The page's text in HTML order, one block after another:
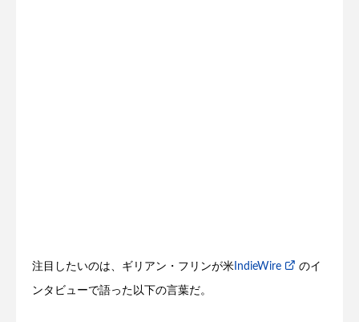
注目したいのは、ギリアン・フリンが米 IndieWire のイ
ンタビューで語った以下の言葉だ。